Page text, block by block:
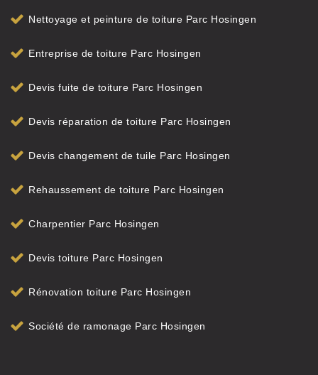
Nettoyage et peinture de toiture Parc Hosingen
Entreprise de toiture Parc Hosingen
Devis fuite de toiture Parc Hosingen
Devis réparation de toiture Parc Hosingen
Devis changement de tuile Parc Hosingen
Rehaussement de toiture Parc Hosingen
Charpentier Parc Hosingen
Devis toiture Parc Hosingen
Rénovation toiture Parc Hosingen
Société de ramonage Parc Hosingen